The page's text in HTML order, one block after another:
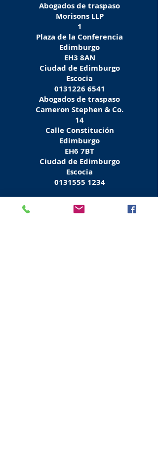
Abogados de traspaso
Morisons LLP
1
Plaza de la Conferencia
Edimburgo
EH3 8AN
Ciudad de Edimburgo
Escocia
0131226 6541
Abogados de traspaso
Cameron Stephen & Co.
14
Calle Constitución
Edimburgo
EH6 7BT
Ciudad de Edimburgo
Escocia
0131555 1234
Abogados de traspaso
Campbell Stafford Estates